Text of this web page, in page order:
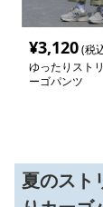
¥3,120(税
ゆったりスト
ーゴパンツ
夏のスト